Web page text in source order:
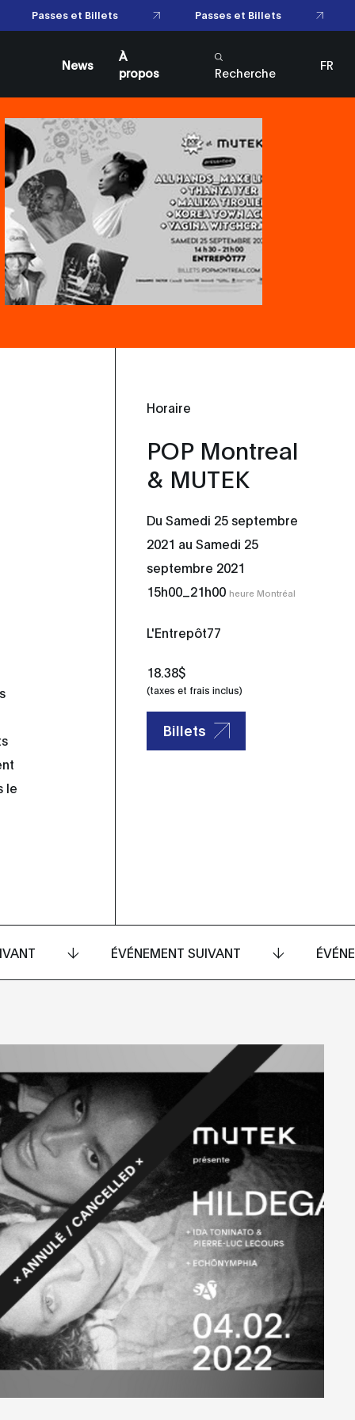
Passes et Billets Passes et Billets
News
À
propos
Recherche
FR
le
Horaire
POP Montreal
& MUTEK
Du Samedi 25 septembre
2021 au Samedi 25
septembre 2021
15h00_ 21h00 heure Montréal
L'Entrepôt77
18.38$
(taxes et frais inclus)
Billets
ÉVÉNEMENT SUIVANT